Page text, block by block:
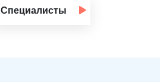
Специалисты